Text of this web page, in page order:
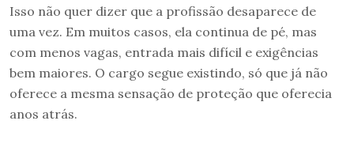
Isso não quer dizer que a profissão desaparece de
uma vez. Em muitos casos, ela continua de pé, mas
com menos vagas, entrada mais difícil e exigências
bem maiores. O cargo segue existindo, só que já não
oferece a mesma sensação de proteção que oferecia
anos atrás.